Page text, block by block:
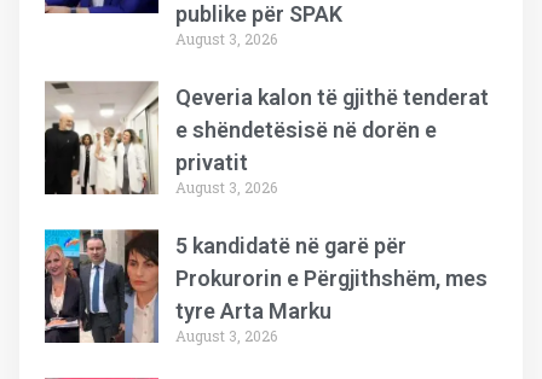
publike për SPAK
August 3, 2026
Qeveria kalon të gjithë tenderat
e shëndetësisë në dorën e
privatit
August 3, 2026
5 kandidatë në garë për
Prokurorin e Përgjithshëm, mes
tyre Arta Marku
August 3, 2026